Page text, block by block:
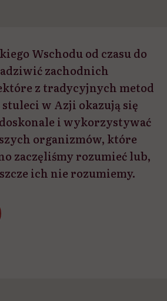
Wschodu od czasu do
zachodnich
z tradycyjnych metod
w Azji okazują się
i wykorzystywać
organizmów, które
zaczęliśmy rozumieć lub,
ich nie rozumiemy.